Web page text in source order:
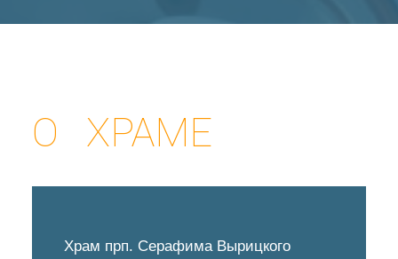
О ХРАМЕ
Храм прп. Серафима Вырицкого